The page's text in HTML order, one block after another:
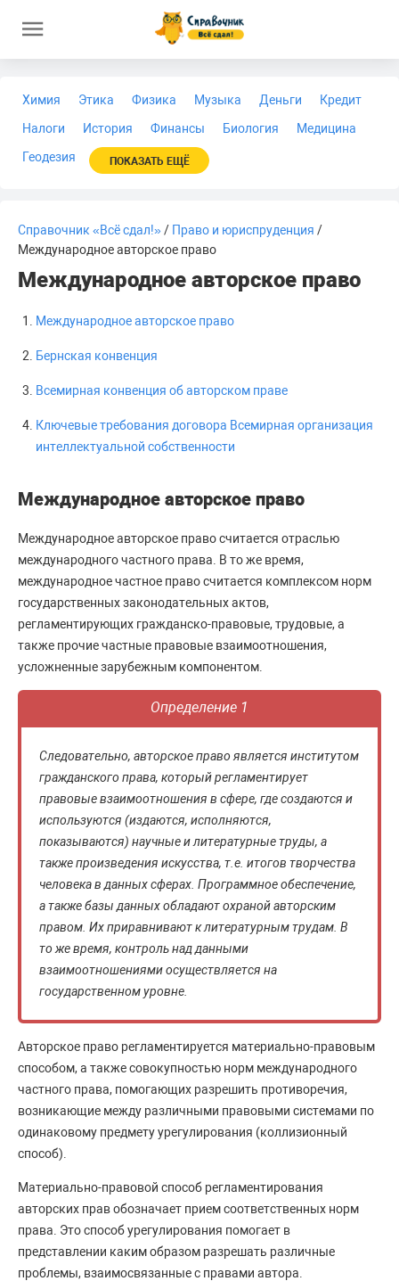
Химия Этика Физика Музыка Деньги
Кредит
Налоги
История Финансы Биология
Медицина
Геодезия
ПОКАЗАТЬ ЕЩЁ
Справочник «Всё сдал!»/ Право и юриспруденция /
Международное авторское право
Международное авторское право
Международное авторское право
Бернская конвенция
Всемирная конвенция об авторском праве
Ключевые требования договора Всемирная организация
интеллектуальной собственности
Международное авторское право
Международное авторское право считается отраслью
международного частного права. В то же время,
международное частное право считается комплексом норм
государственных законодательных актов,
регламентирующих гражданско-правовые, трудовые, а
также прочие частные правовые взаимоотношения,
усложненные зарубежным компонентом.
Определение 1
Следовательно, авторское право является институтом
гражданского права, который регламентирует
правовые взаимоотношения в сфере, где создаются и
используются (издаются, исполняются,
показываются) научные и литературные труды, а
также произведения искусства, т.е. итогов творчества
человека в данных сферах. Программное обеспечение,
а также базы данных обладают охраной авторским
правом. Их приравнивают к литературным трудам. В
то же время, контроль над данными
взаимоотношениями осуществляется на
государственном уровне.
Авторское право регламентируется материально-правовым
способом, а также совокупностью норм международного
частного права, помогающих разрешить противоречия,
возникающие между различными правовыми системами по
одинаковому предмету урегулирования (коллизионный
способ).
Материально-правовой способ регламентирования
авторских прав обозначает прием соответственных норм
права. Это способ урегулирования помогает в
представлении каким образом разрешать различные
проблемы, взаимосвязанные с правами автора.